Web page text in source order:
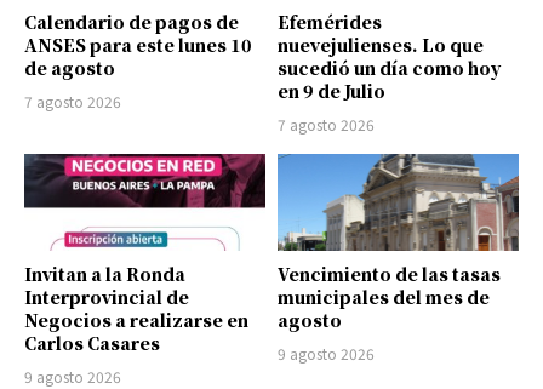
Calendario de pagos de
ANSES para este lunes 10
de agosto
7 agosto 2026
Efemérides
nuevejulienses. Lo que
sucedió un día como hoy
en 9 de Julio
7 agosto 2026
Invitan a la Ronda
Interprovincial de
Negocios a realizarse en
Carlos Casares
9 agosto 2026
Vencimiento de las tasas
municipales del mes de
agosto
9 agosto 2026